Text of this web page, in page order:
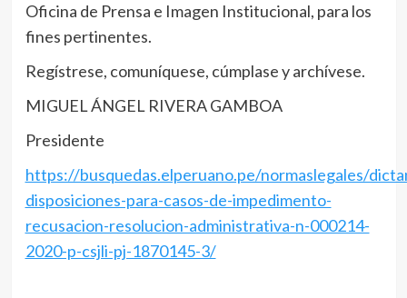
Oficina de Prensa e Imagen Institucional, para los
fines pertinentes.
Regístrese, comuníquese, cúmplase y archívese.
MIGUEL ÁNGEL RIVERA GAMBOA
Presidente
https://busquedas.elperuano.pe/normaslegales/
disposiciones-para-casos-de-impedimento-
recusacion-resolucion-administrativa-n-000214-
2020-p-csjli-pj-1870145-3/